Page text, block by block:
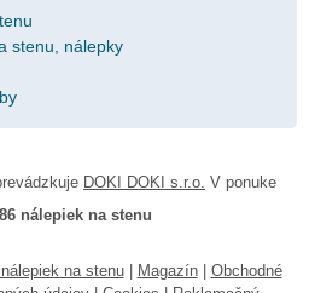
stenu, nálepky
DOKI DOKI s.r.o. V ponuke
nálepiek na stenu
na stenu| Magazín| Obchodné